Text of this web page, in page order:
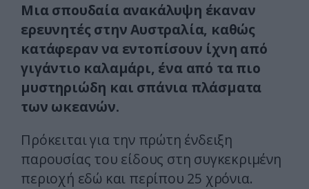
Μια σπουδαία ανακάλυψη έκαναν
ερευνητές στην Αυστραλία, καθώς
κατάφεραν να εντοπίσουν ίχνη από
γιγάντιο καλαμάρι, ένα από τα πιο
μυστηριώδη και σπάνια πλάσματα
των ωκεανών.
Πρόκειται για την πρώτη ένδειξη
παρουσίας του είδους στη συγκεκριμένη
περιοχή εδώ και περίπου 25 χρόνια.